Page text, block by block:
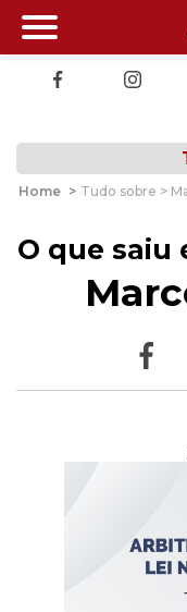
Home > Tudo sobre >
O que saiu